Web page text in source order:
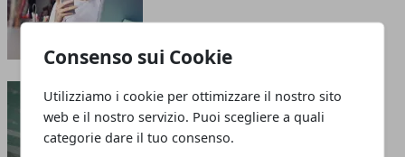
Consenso sui Cookie
Utilizziamo i cookie per ottimizzare il nostro sito
web e il nostro servizio. Puoi scegliere a quali
categorie dare il tuo consenso.
Tinteggiare il soffitto:
tecniche anti-aloni e tempi
di asciugatura